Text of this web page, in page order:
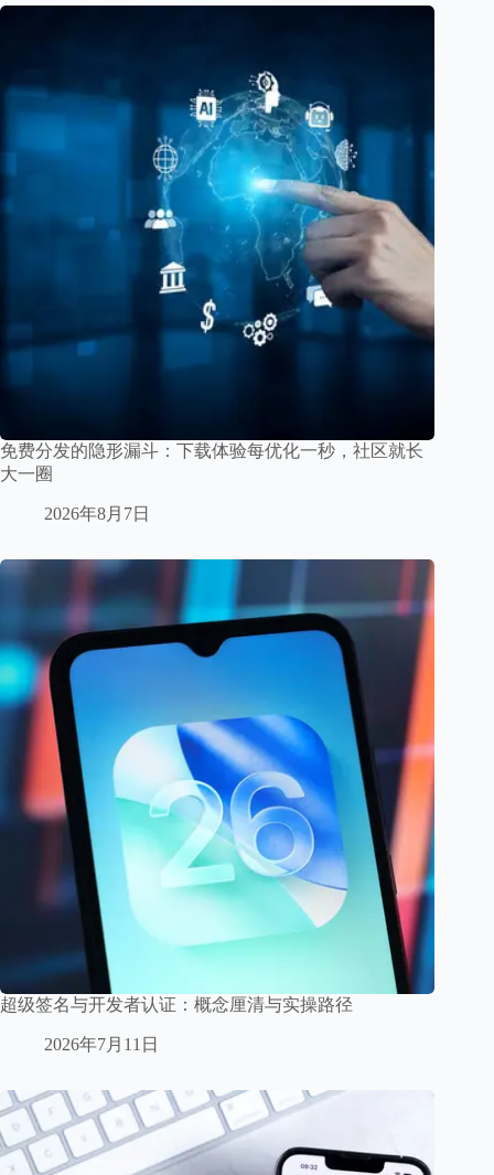
免费分发的隐形漏斗：下载体验每优化一秒，社区就长
大一圈
2026年8月7日
超级签名与开发者认证：概念厘清与实操路径
2026年7月11日